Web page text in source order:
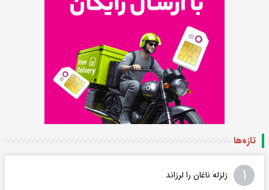
تازه‌ها
۱ زلزله ناغان را لرزاند